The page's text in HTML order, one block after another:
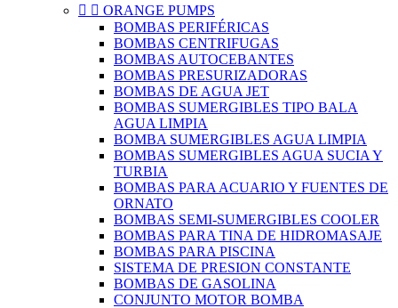
  ORANGE PUMPS
BOMBAS PERIFÉRICAS
BOMBAS CENTRIFUGAS
BOMBAS AUTOCEBANTES
BOMBAS PRESURIZADORAS
BOMBAS DE AGUA JET
BOMBAS SUMERGIBLES TIPO BALA
AGUA LIMPIA
BOMBA SUMERGIBLES AGUA LIMPIA
BOMBAS SUMERGIBLES AGUA SUCIA Y
TURBIA
BOMBAS PARA ACUARIO Y FUENTES DE
ORNATO
BOMBAS SEMI-SUMERGIBLES COOLER
BOMBAS PARA TINA DE HIDROMASAJE
BOMBAS PARA PISCINA
SISTEMA DE PRESION CONSTANTE
BOMBAS DE GASOLINA
CONJUNTO MOTOR BOMBA